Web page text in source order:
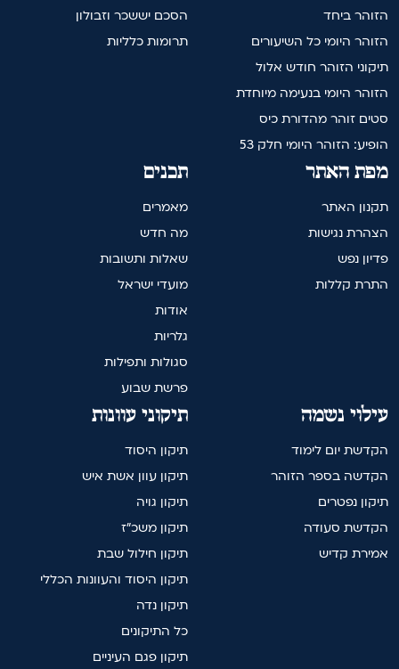
הסכם יששכר וזבולון
תרומות כלליות
הזוהר ביחד
הזוהר היומי כל השיעורים
תיקוני הזוהר חודש אלול
הזוהר היומי בנעימה מיוחדת
סטים זוהר מהדורת כיס
הופיע: הזוהר היומי חלק 53
תכנים
מאמרים
מה חדש
שאלות ותשובות
מועדי ישראל
אודות
גלריות
סגולות ותפילות
פרשת שבוע
מפת האתר
תקנון האתר
הצהרת נגישות
פדיון נפש
התרת קללות
תיקוני עוונות
תיקון היסוד
תיקון עוון אשת איש
תיקון גויה
תיקון משכ"ז
תיקון חילול שבת
תיקון היסוד והעוונות הכללי
תיקון נדה
כל התיקונים
תיקון פגם העיניים
עילוי נשמה
הקדשת יום לימוד
הקדשה בספר הזוהר
תיקון נפטרים
הקדשת סעודה
אמירת קדיש